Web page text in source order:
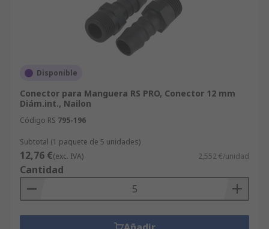
Disponible
Conector para Manguera RS PRO, Conector 12 mm
Diám.int., Nailon
Código RS 795-196
Subtotal (1 paquete de 5 unidades)
12,76 €(exc. IVA) 2,552 €/unidad
Cantidad